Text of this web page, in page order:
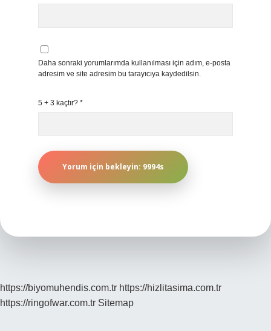
Daha sonraki yorumlarımda kullanılması için adım, e-posta
adresim ve site adresim bu tarayıcıya kaydedilsin.
5 + 3 kaçtır? *
https://biyomuhendis.com.tr https://hizlitasima.com.tr
https://ringofwar.com.tr Sitemap